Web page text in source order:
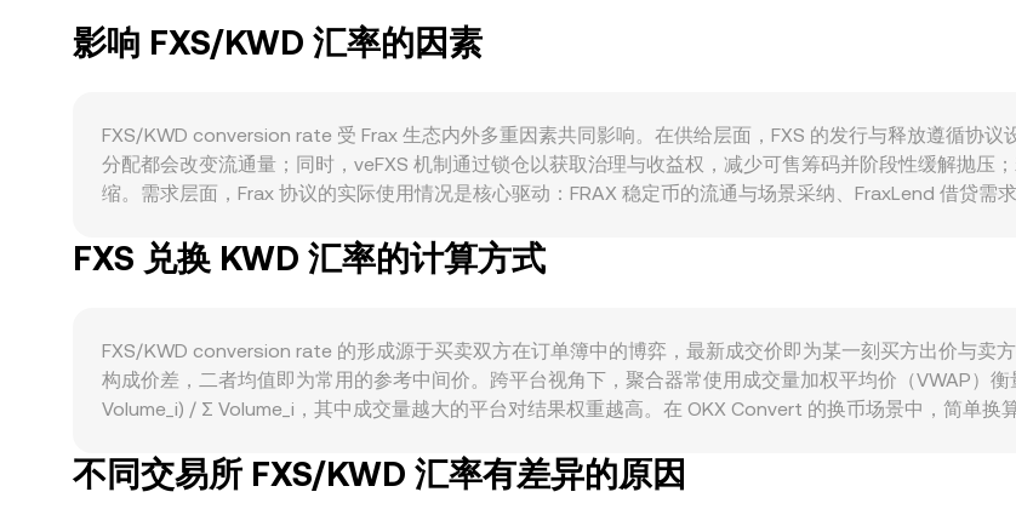
影响 FXS/KWD 汇率的因素
FXS/KWD conversion rate 受 Frax 生态内外多重因素共同影响。在供给层面，FXS 的发行与释放遵循协
分配都会改变流通量；同时，veFXS 机制通过锁仓以获取治理与收益权，减少可售筹码并阶段性缓解抛压
缩。需求层面，Frax 协议的实际使用情况是核心驱动：FRAX 稳定币的流通与场景采纳、FraxLend 借贷需
紧缩的全球流动性与风险偏好会影响加密资产整体估值；以 KWD 计价时，科威特第纳尔相对主要法币篮子
conversion rate。监管方面，稳定币框架的更新、对加密借贷或质押收益产品的合规要求、以及关于代币
前后的仓位调整也可能放大短期波动；链上与场外的大额地址资金流、集中解锁或跨链桥资产变动，会在
conversion rate 的瞬时水平。
FXS 兑换 KWD 汇率的计算方式
FXS/KWD conversion rate 的形成源于买卖双方在订单簿中的博弈，最新成交价即为某一刻买方出价与卖
构成价差，二者均值即为常用的参考中间价。跨平台视角下，聚合器常使用成交量加权平均价（VWAP）
Volume_i) / Σ Volume_i，其中成交量越大的平台对结果权重越高。在 OKX Convert 的换币场景中，简单换
做市（AMM），其核心关系为 x × y = k，其中两个资产池子余额的比值决定即时价格，价格可近似为 y/x
FXS/KWD conversion rate。综合而言，单一平台以最新成交与订单簿结构定价，跨平台则以 VWAP 等指
不同交易所 FXS/KWD 汇率有差异的原因